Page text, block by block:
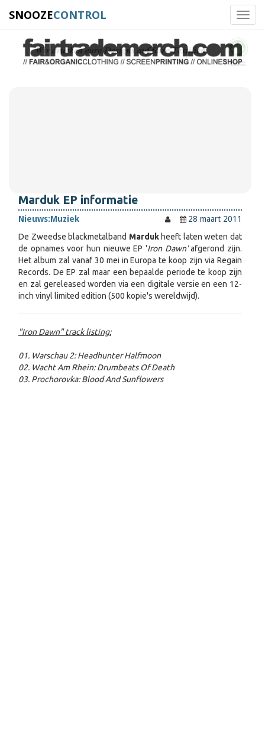
SNOOZECONTROL
Marduk EP informatie
Nieuws:Muziek
28 maart 2011
De Zweedse blackmetalband Mardukheeft laten weten dat
de opnames voor hun nieuwe EP 'Iron Dawn'afgerond zijn.
Het album zal vanaf 30 mei in Europa te koop zijn via Regain
Records. De EP zal maar een bepaalde periode te koop zijn
en zal gereleased worden via een digitale versie en een 12-
inch vinyl limited edition (500 kopie's wereldwijd).
"Iron Dawn"track listing:
01. Warschau 2: Headhunter Halfmoon
02. Wacht Am Rhein: Drumbeats Of Death
03. Prochorovka: Blood And Sunflowers